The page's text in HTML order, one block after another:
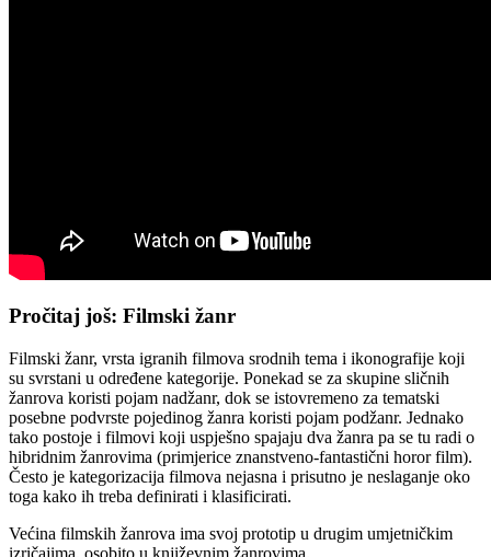
Pročitaj još: Filmski žanr
Filmski žanr, vrsta igranih filmova srodnih tema i ikonografije koji
su svrstani u određene kategorije. Ponekad se za skupine sličnih
žanrova koristi pojam nadžanr, dok se istovremeno za tematski
posebne podvrste pojedinog žanra koristi pojam podžanr. Jednako
tako postoje i filmovi koji uspješno spajaju dva žanra pa se tu radi o
hibridnim žanrovima (primjerice znanstveno-fantastični horor film).
Često je kategorizacija filmova nejasna i prisutno je neslaganje oko
toga kako ih treba definirati i klasificirati.
Većina filmskih žanrova ima svoj prototip u drugim umjetničkim
izričajima, osobito u književnim žanrovima.